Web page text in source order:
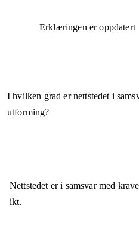
Erklæringen er oppdatert
I hvilken grad er nettstedet i
utforming?
Nettstedet eri samsvarmed
ikt.